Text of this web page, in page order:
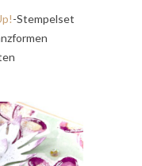
-Stempelset